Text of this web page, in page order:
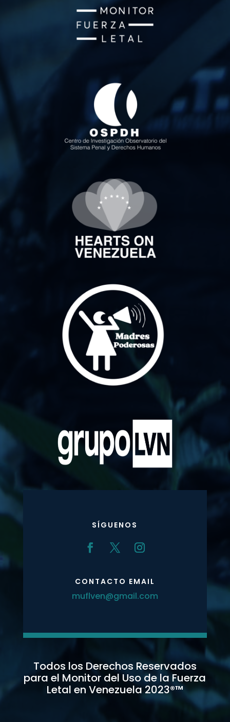
SÍGUENOS
CONTACTO EMAIL
muflven@gmail.com
Todos los Derechos Reservados
para el Monitor del Uso de la Fuerza
Letal en Venezuela 2023®™